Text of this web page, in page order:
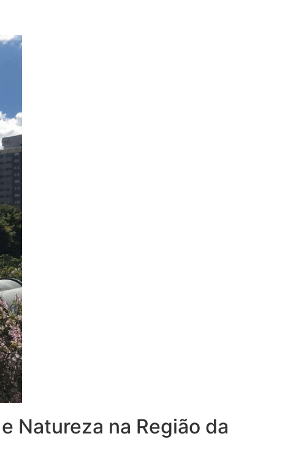
Natureza na Região da